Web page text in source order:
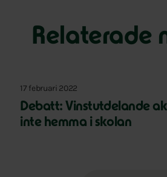
Relaterade
17 februari 2022
Debatt: Vinstutdelande
inte hemma i skolan